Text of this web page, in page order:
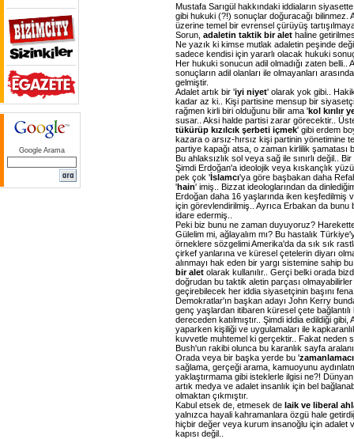
Google Arama
Mustafa Sarıgül hakkındaki iddiaların
gibi hukuki (?!) sonuçlar doğuracağı bilinmez.
üzerine temel bir evrensel çürüyüş
Sorun, adaletin taktik bir alet haline
Ne yazık ki kimse mutlak adaletin peşinde
sadece kendisi için yararlı olacak hukuki
Her hukuki sonucun adil olmadığı zaten belli..
sonuçların adil olanları ile olmayanları
gelmiştir.
Adalet artık bir 'iyi niyet' olarak yok gibi..
kadar az ki.. Kişi partisine mensup bir
rağmen kirli biri olduğunu bilir ama 'kol kırılır
susar.. Aksi halde partisi zarar görecektir..
tükürüp kızılcık şerbeti içmek' gibi erdem
kazara o arsız-hırsız kişi partinin yönetimine
partiye kapağı atsa, o zaman kirlilik şamatası
Bu ahlaksızlık sol veya sağ ile sınırlı değil..
Şimdi Erdoğan'a ideolojik veya kıskançlık
pek çok 'İslamcı'ya göre başbakan daha
'hain' imiş.. Bizzat ideologlarından da
Erdoğan daha 16 yaşlarında iken keşfedilmiş
için görevlendirilmiş.. Ayrıca Erbakan da bunu
idare edermiş..
Peki biz bunu ne zaman duyuyoruz?
Gülelim mi, ağlayalım mı? Bu hastalık
örneklere sözgelimi Amerika'da da sık sık
çirkef yanlarına ve küresel çetelerin diyarı
alınmayı hak eden bir yargı sistemine sahip
bir alet olarak kullanılır.. Gerçi belki orada
doğrudan bu taktik aletin parçası
geçirebilecek her iddia siyasetçinin başını fena
Demokratlar'ın başkan adayı John Kerry
genç yaşlardan itibaren küresel çete
dereceden katılmıştır.. Şimdi iddia edildiği
yaparken kişiliği ve uygulamaları ile
kuvvetle muhtemel ki gerçektir.. Fakat neden
Bush'un rakibi olunca bu karanlık sayfa
Orada veya bir başka yerde bu '
sağlama, gerçeği arama, kamuoyunu
yaklaştırmama gibi isteklerle ilgisi ne?!
artık medya ve adalet insanlık için bel
olmaktan çıkmıştır.
Kabul etsek de, etmesek de laik ve liberal
yalnızca hayali kahramanlara özgü hale
hiçbir değer veya kurum insanoğlu için adalet
kapısı değil..